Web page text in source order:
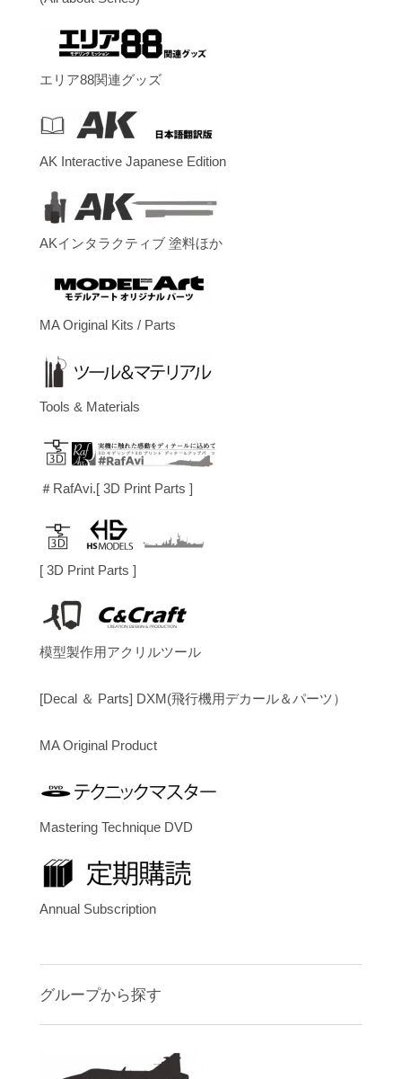
エリア88関連グッズ
AK Interactive Japanese Edition
AKインタラクティブ 塗料ほか
MA Original Kits / Parts
Tools & Materials
＃RafAvi.[ 3D Print Parts ]
[ 3D Print Parts ]
模型製作用アクリルツール
[Decal ＆ Parts] DXM(飛行機用デカール＆パーツ）
MA Original Product
Mastering Technique DVD
Annual Subscription
グループから探す